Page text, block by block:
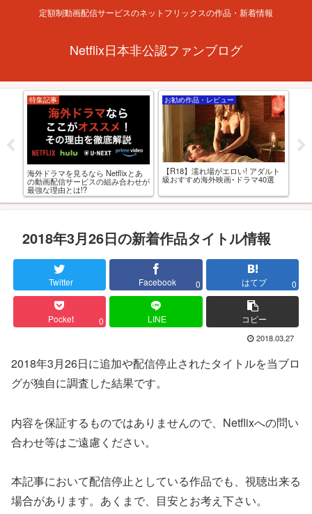
定額制動画配信サービスのネットフリックスの作品・新着情報
Netflix日本非公認ファンブログ
特集記事
海外ドラマを見るなら Netflixとあ
の動画配信サービスの組み合わせが
最強な理由とは!?
お勧め作品・レビュー
【R18】濡れ場がエロい! アダルト
級おすすめ海外映画･ドラマ40選
2018年3月26日の新着作品タイトル情報
Twitter Facebook 0 はてブ 0
Pocket 0 LINE コピー
2018.03.27
2018年3月26日に追加や配信停止されたタイトルを当ブロ
グが独自に調査した結果です。
内容を保証するものではありませんので、Netflixへの問い
合わせ等はご遠慮ください。
本記事において配信停止としている作品でも、視聴出来る
場合があります。あくまで、目安とお考え下さい。